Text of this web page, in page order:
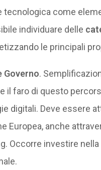
tecnologica come
individuare delle
le principali
Governo.
il faro di questo
digitali. Deve essere
Europea, anche
Occorre investire